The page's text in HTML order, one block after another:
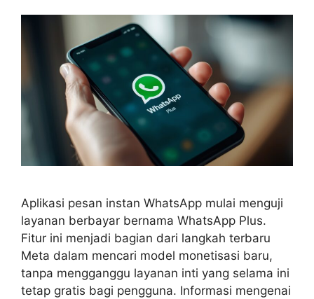
Aplikasi pesan instan WhatsApp mulai menguji
layanan berbayar bernama WhatsApp Plus.
Fitur ini menjadi bagian dari langkah terbaru
Meta dalam mencari model monetisasi baru,
tanpa mengganggu layanan inti yang selama ini
tetap gratis bagi pengguna. Informasi mengenai